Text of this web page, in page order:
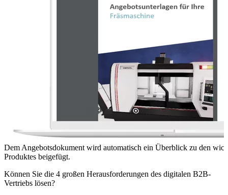
Dem Angebotsdokument wird automatisch ein Überblick zu den
Produktes beigefügt.
Können Sie die 4 großen Herausforderungen des digitalen B2B-
Vertriebs lösen?